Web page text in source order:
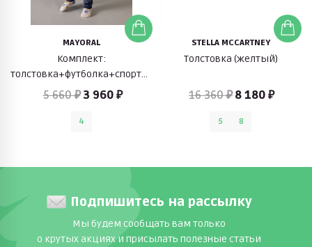
MAYORAL
Комплект:
толстовка+футболка+спортивные
брюки (желтый/синий/
5 660 ₽3 960 ₽
4
STELLA MCCARTNEY
Толстовка (желтый)
16 360 ₽ 8 180 ₽
5 8
Подпишитесь на рассылку
Мы будем сообщать вам только
о крутых акциях и присылать полезные статьи